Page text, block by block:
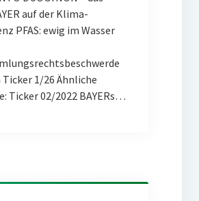
auf der Klima-
PFAS: ewig im Wasser
Ticker 1/26 Ähnliche
Ticker 02/2022 BAYERs…